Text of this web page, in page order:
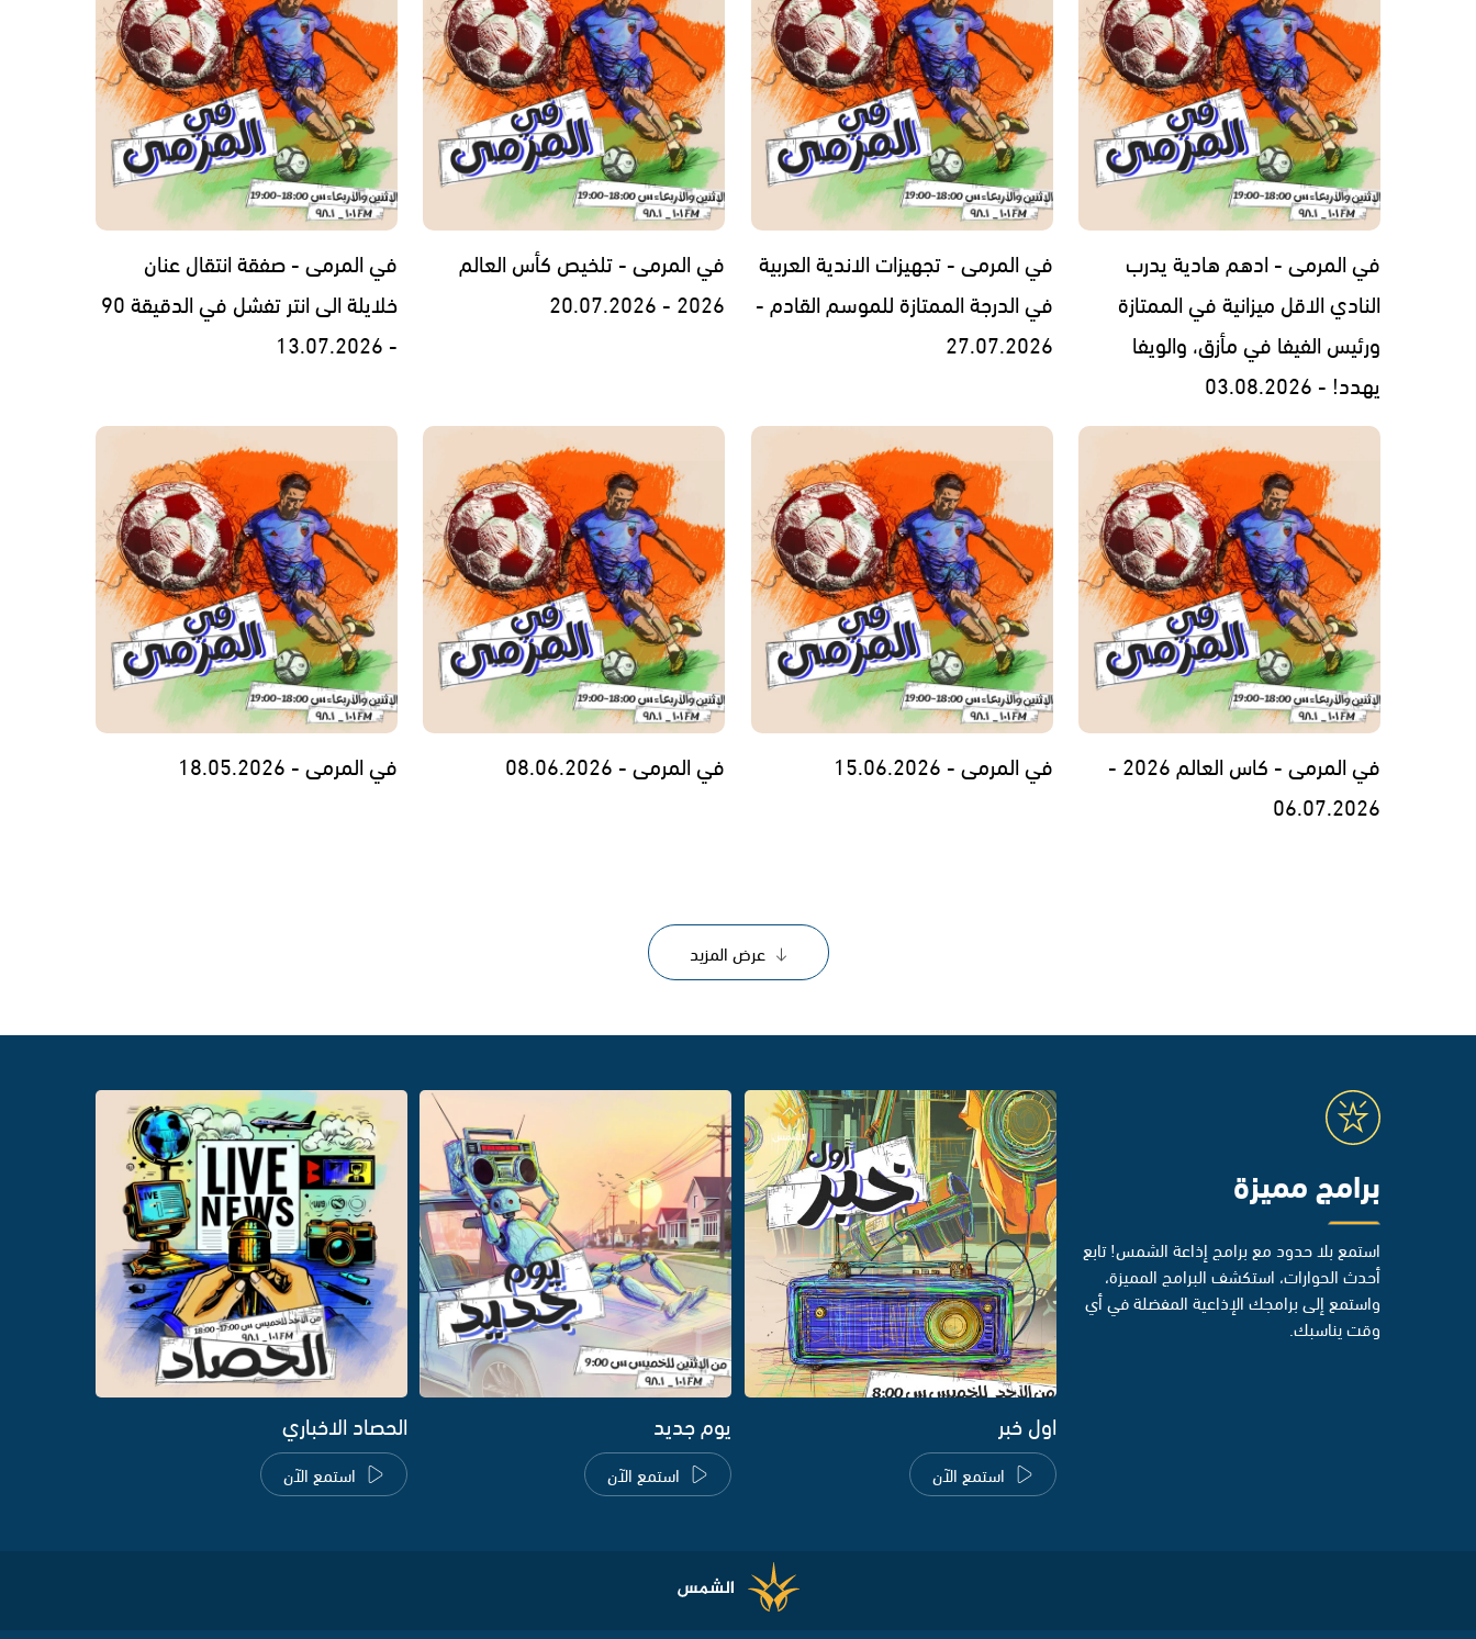
في المرمى - ادهم هادية يدرب
النادي الاقل ميزانية في الممتازة
ورئيس الفيفا في مأزق، والويفا
يهدد! - 03.08.2026
في المرمى - تجهيزات الاندية العربية
في الدرجة الممتازة للموسم القادم -
27.07.2026
في المرمى - تلخيص كأس العالم
2026 - 20.07.2026
في المرمى - صفقة انتقال عنان
خلايلة الى انتر تفشل في الدقيقة 90
- 13.07.2026
في المرمى - كاس العالم 2026 -
06.07.2026
في المرمى - 15.06.2026 في المرمى - 08.06.2026 في المرمى - 18.05.2026
عرض المزيد
برامج مميزة
استمع بلا حدود مع برامج إذاعة الشمس! تابع
أحدث الحوارات، استكشف البرامج المميزة،
واستمع إلى برامجك الإذاعية المفضلة في أي
وقت يناسبك.
اول خبر
استمع الآن
يوم جديد
استمع الآن
الحصاد الاخباري
استمع الآن